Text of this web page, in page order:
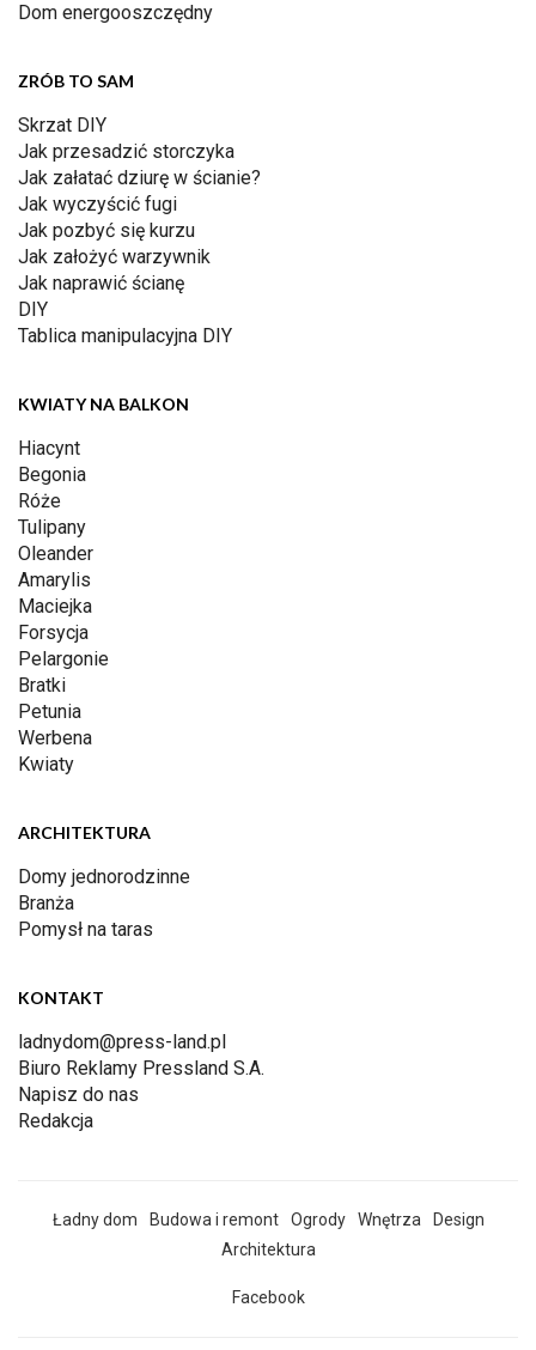
Dom energooszczędny
ZRÓB TO SAM
Skrzat DIY
Jak przesadzić storczyka
Jak załatać dziurę w ścianie?
Jak wyczyścić fugi
Jak pozbyć się kurzu
Jak założyć warzywnik
Jak naprawić ścianę
DIY
Tablica manipulacyjna DIY
KWIATY NA BALKON
Hiacynt
Begonia
Róże
Tulipany
Oleander
Amarylis
Maciejka
Forsycja
Pelargonie
Bratki
Petunia
Werbena
Kwiaty
ARCHITEKTURA
Domy jednorodzinne
Branża
Pomysł na taras
KONTAKT
ladnydom@press-land.pl
Biuro Reklamy Pressland S.A.
Napisz do nas
Redakcja
Ładny dom Budowa i remont Ogrody Wnętrza
Design
Architektura
Facebook